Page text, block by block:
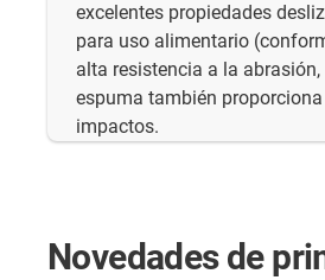
excelentes propiedades
para uso alimentario
alta resistencia a la
espuma también
impactos.
Novedades de